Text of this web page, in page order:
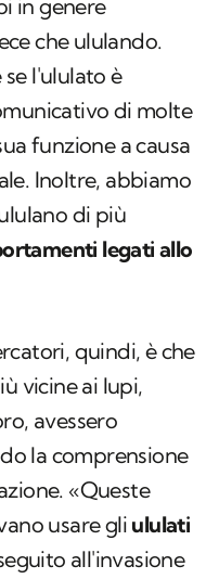
in genere
che ululando.
l'ululato è
di molte
funzione a causa
Inoltre, abbiamo
di più
legati allo
quindi, è che
vicine ai lupi,
avessero
la comprensione
«Queste
usare gli ululati
all'invasione